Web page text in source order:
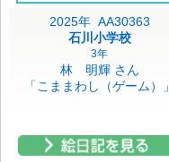
2025年 AA30363
石川小学校
3年
林 明輝 さん
「こままわし（ゲーム）」